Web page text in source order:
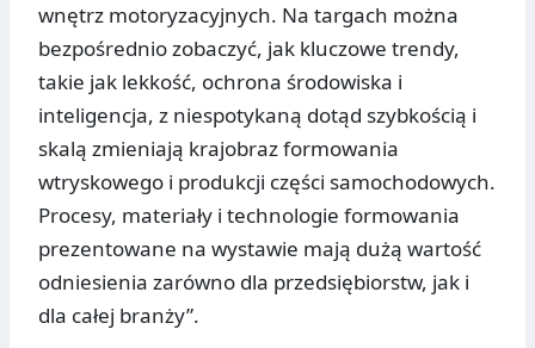
wnętrz motoryzacyjnych. Na targach można
bezpośrednio zobaczyć, jak kluczowe trendy,
takie jak lekkość, ochrona środowiska i
inteligencja, z niespotykaną dotąd szybkością i
skalą zmieniają krajobraz formowania
wtryskowego i produkcji części samochodowych.
Procesy, materiały i technologie formowania
prezentowane na wystawie mają dużą wartość
odniesienia zarówno dla przedsiębiorstw, jak i
dla całej branży”.